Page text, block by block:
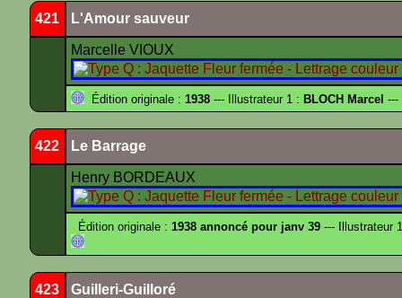
421 L'Amour sauveur
Marcelle VIOUX
Édition originale : 1938 --- Illustrateur 1 : BLOCH Marcel ---
422 Le Barrage
Henry BORDEAUX
Édition originale : 1938 annoncé pour janv 39 --- Illustrateur
423 Guilleri-Guilloré